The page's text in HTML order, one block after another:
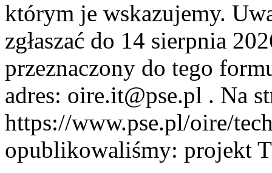
którym je wskazujemy.
zgłaszać do 14 sierpnia
przeznaczony do tego
adres: oire.it@pse.pl . Na
https://www.pse.pl/oire/
opublikowaliśmy: projekt